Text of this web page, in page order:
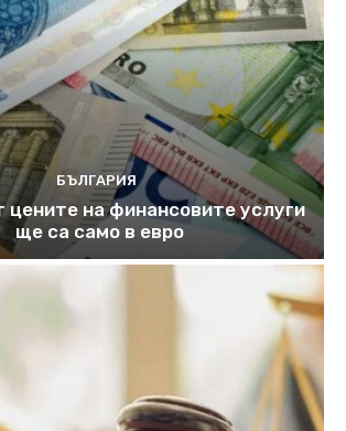
БЪЛГАРИЯ
цените на финансовите услуги
ще са само в евро